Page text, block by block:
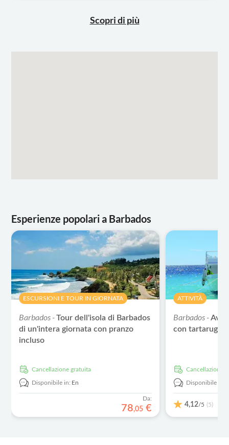
Scopri di più
Esperienze popolari a Barbados
ESCURSIONI E TOUR IN GIORNATA
Barbados -Tour dell'isola di Barbados
di un'intera giornata con pranzo
incluso
Cancellazione gratuita
Disponibile in: En
Da:
78,05 €
ATTIVITÀ
Barbados -
con tartarughe
Cancellazione
Disponibile in:
4,12/5 (5)